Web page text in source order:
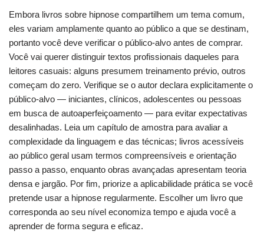
Embora livros sobre hipnose compartilhem um tema comum,
eles variam amplamente quanto ao público a que se destinam,
portanto você deve verificar o público-alvo antes de comprar.
Você vai querer distinguir textos profissionais daqueles para
leitores casuais: alguns presumem treinamento prévio, outros
começam do zero. Verifique se o autor declara explicitamente o
público-alvo — iniciantes, clínicos, adolescentes ou pessoas
em busca de autoaperfeiçoamento — para evitar expectativas
desalinhadas. Leia um capítulo de amostra para avaliar a
complexidade da linguagem e das técnicas; livros acessíveis
ao público geral usam termos compreensíveis e orientação
passo a passo, enquanto obras avançadas apresentam teoria
densa e jargão. Por fim, priorize a aplicabilidade prática se você
pretende usar a hipnose regularmente. Escolher um livro que
corresponda ao seu nível economiza tempo e ajuda você a
aprender de forma segura e eficaz.